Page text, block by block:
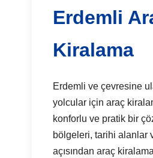
Erdemli
Kiralama
Erdemli ve çevresine
yolcular için araç
konforlu ve pratik bir
bölgeleri, tarihi alanlar
açısından araç